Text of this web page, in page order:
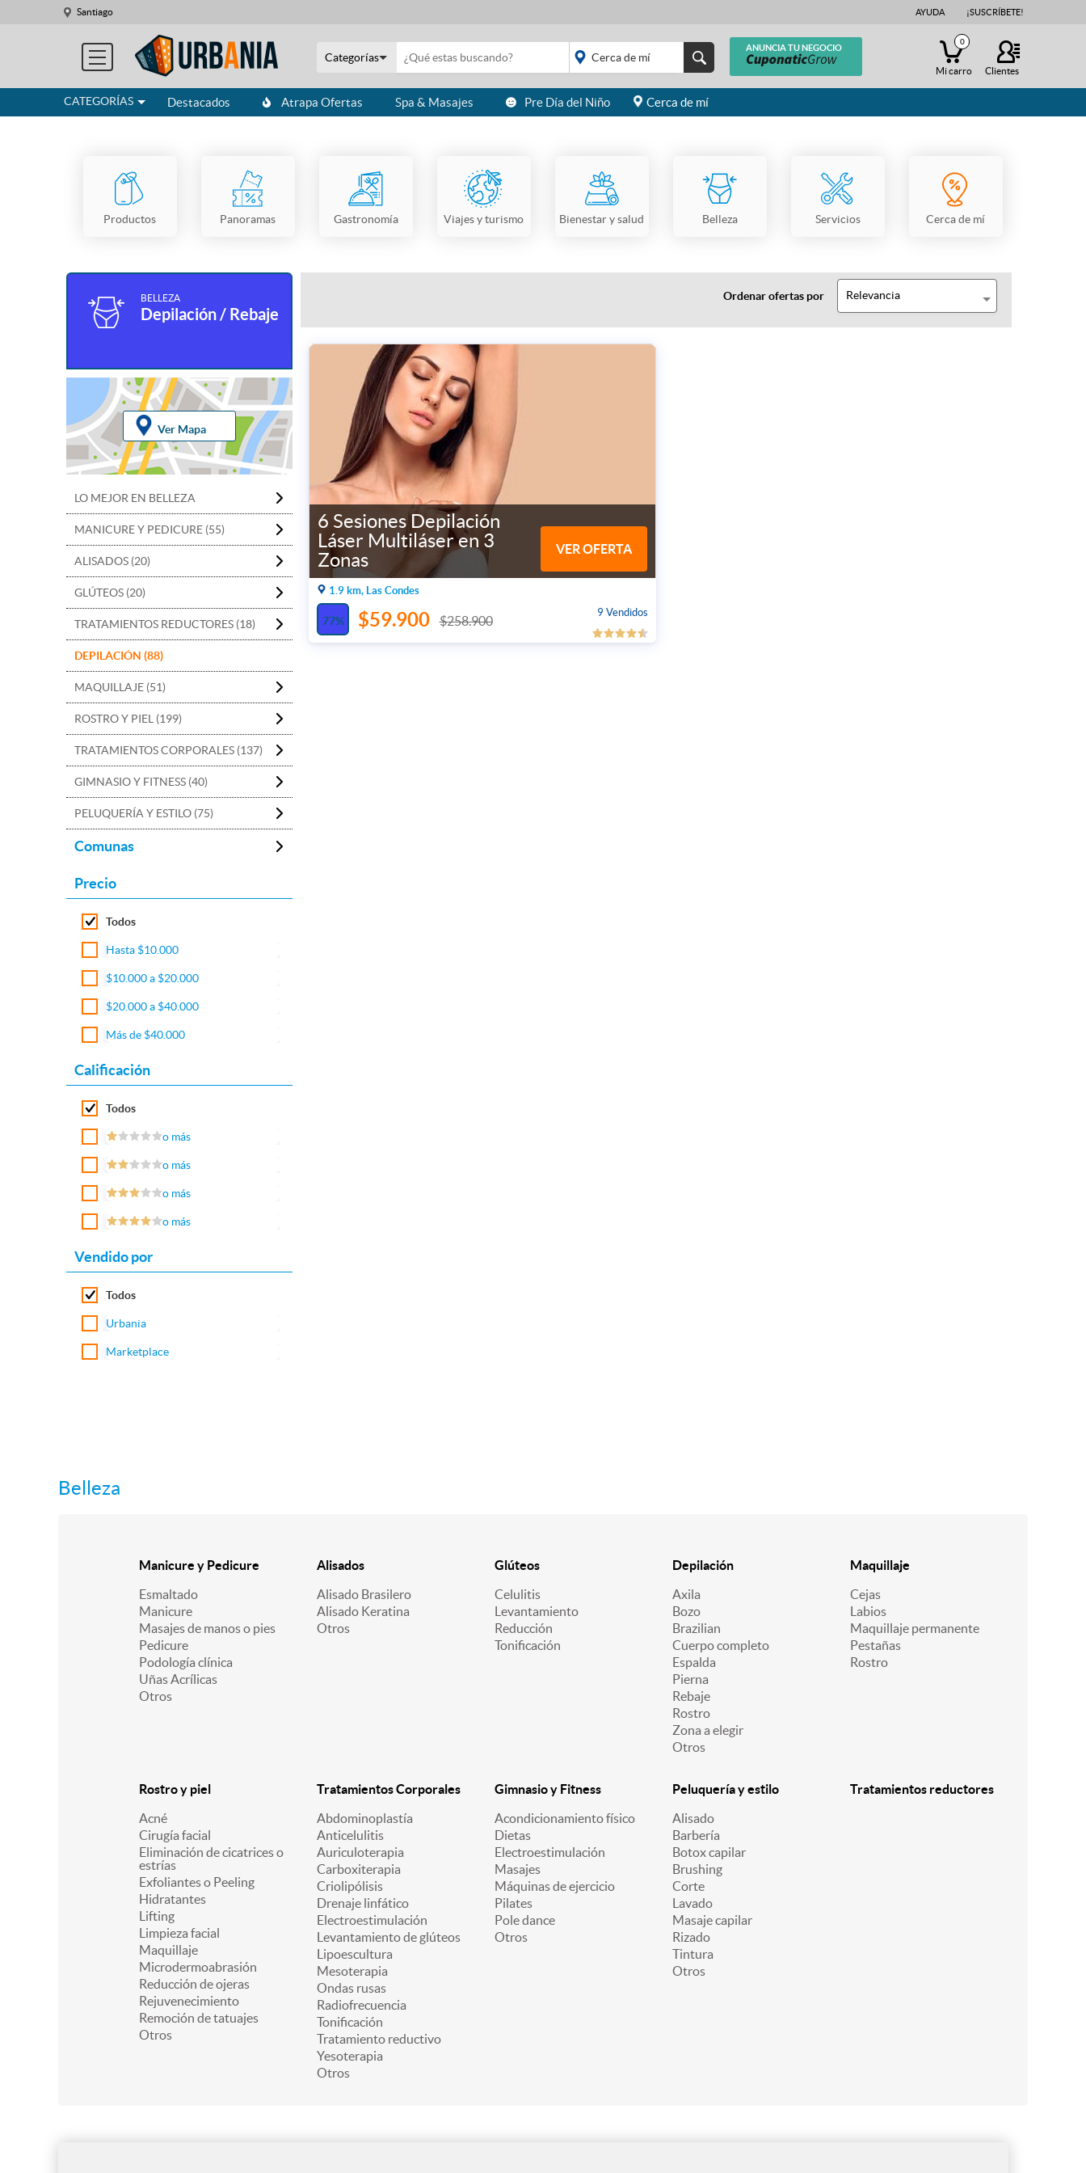
Santiago AYUDA ¡SUSCRÍBETE!
CATEGORÍAS
ANUNCIA TU NEGOCIO
Clientes
Categorías
placeholder="Todo el
0
Mi carro
Destacados Atrapa Ofertas Spa & Masajes Pre Día del Niño Cerca de mí
Productos Panoramas Gastronomía Viajes y turismo Bienestar y salud Belleza Servicios Cerca de mí
BELLEZA
Depilación / Rebaje
Ver Mapa
LO MEJOR EN BELLEZA
MANICURE Y PEDICURE (55)
ALISADOS (20)
GLÚTEOS (20)
TRATAMIENTOS REDUCTORES (18)
DEPILACIÓN (88)
MAQUILLAJE (51)
ROSTRO Y PIEL (199)
TRATAMIENTOS CORPORALES (137)
GIMNASIO Y FITNESS (40)
PELUQUERÍA Y ESTILO (75)
Comunas
Precio
Todos
Hasta $10.000
$10.000 a $20.000
$20.000 a $40.000
Más de $40.000
Calificación
Todos
o más
o más
o más
o más
Vendido por
Todos
Urbania
Marketplace
Ordenar ofertas por Relevancia
6 Sesiones Depilación
Láser Multiláser en 3
Zonas
VER OFERTA
1.9 km, Las Condes
77%
9 Vendidos
$59.900 $258.900
Belleza
Manicure y Pedicure
Esmaltado
Manicure
Masajes de manos o pies
Pedicure
Podología clínica
Uñas Acrílicas
Otros
Alisados
Alisado Brasilero
Alisado Keratina
Otros
Glúteos
Celulitis
Levantamiento
Reducción
Tonificación
Depilación
Axila
Bozo
Brazilian
Cuerpo completo
Espalda
Pierna
Rebaje
Rostro
Zona a elegir
Otros
Maquillaje
Cejas
Labios
Maquillaje permanente
Pestañas
Rostro
Rostro y piel
Acné
Cirugía facial
Eliminación de cicatrices o
estrías
Exfoliantes o Peeling
Hidratantes
Lifting
Limpieza facial
Maquillaje
Microdermoabrasión
Reducción de ojeras
Rejuvenecimiento
Remoción de tatuajes
Otros
Tratamientos Corporales
Abdominoplastía
Anticelulitis
Auriculoterapia
Carboxiterapia
Criolipólisis
Drenaje linfático
Electroestimulación
Levantamiento de glúteos
Lipoescultura
Mesoterapia
Ondas rusas
Radiofrecuencia
Tonificación
Tratamiento reductivo
Yesoterapia
Otros
Gimnasio y Fitness
Acondicionamiento físico
Dietas
Electroestimulación
Masajes
Máquinas de ejercicio
Pilates
Pole dance
Otros
Peluquería y estilo
Alisado
Barbería
Botox capilar
Brushing
Corte
Lavado
Masaje capilar
Rizado
Tintura
Otros
Tratamientos reductores